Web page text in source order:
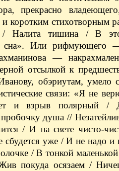
прекрасно
и коротким стихотворным
Налита тишина / В
сна». Или рифмующего
—
отсылкой к
обэриутам, умело
связи: «Я не
и взрыв полярный /
душа //
/ И на свете чисто-
уже / И не надо и
/ В тонкой
покуда осязаем /